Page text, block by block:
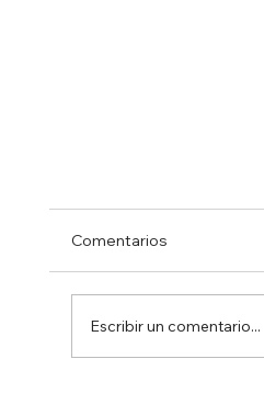
Comentarios
Escribir un comentario...